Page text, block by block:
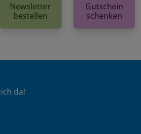
Newsletter
bestellen
Gutschein
schenken
da!